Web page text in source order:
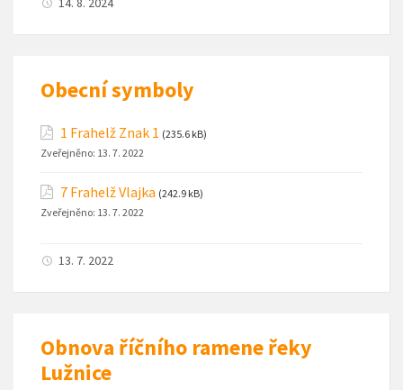
Obecní symboly
1 Frahelž Znak 1 (235.6 kB)
Zveřejněno: 13. 7. 2022
7 Frahelž Vlajka (242.9 kB)
Zveřejněno: 13. 7. 2022
13. 7. 2022
Obnova říčního ramene řeky
Lužnice